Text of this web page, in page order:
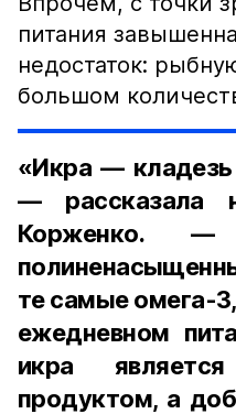
питания
недостаток:
большом
«Икра —
— рассказала
Корженко.
те самые омега-
ежедневном
икра
продуктом, а